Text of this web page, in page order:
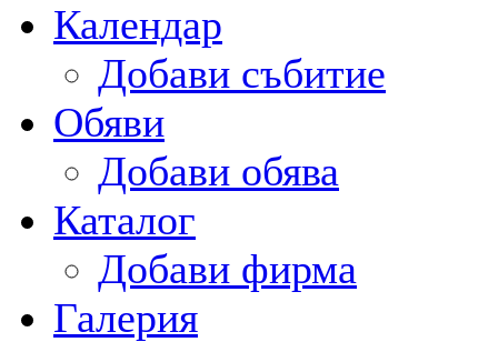
Календар
Добави събитие
Обяви
Добави обява
Каталог
Добави фирма
Галерия